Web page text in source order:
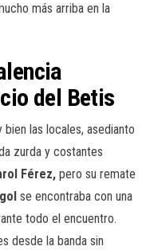
más arriba en la
del Betis
bien las locales, asedianto
zurda y costantes
Férez, pero su remate
se encontraba con una
todo el encuentro.
desde la banda sin